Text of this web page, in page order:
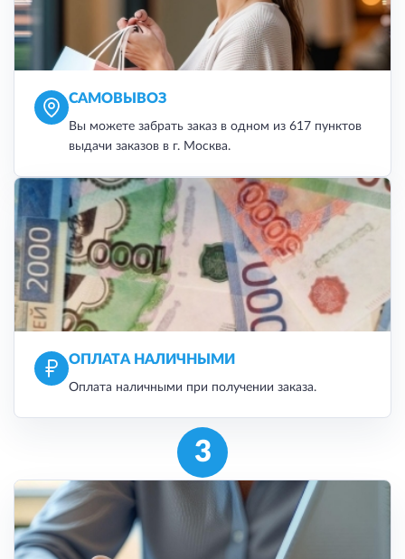
САМОВЫВОЗ
Вы можете забрать заказ в одном из 617 пунктов
выдачи заказов в г. Москва.
ОПЛАТА НАЛИЧНЫМИ
Оплата наличными при получении заказа.
3